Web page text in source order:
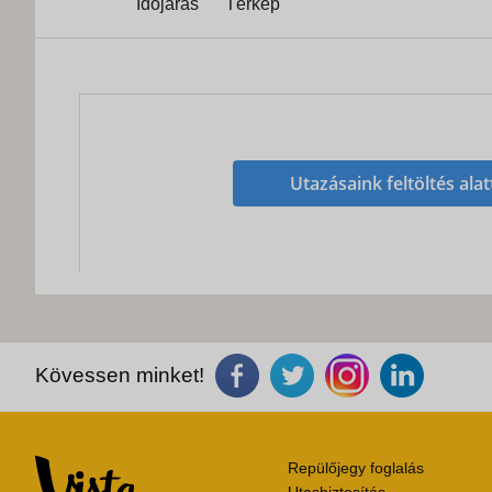
Időjárás Térkép
Utazásaink feltöltés
Kövessen minket!
Repülőjegy foglalás